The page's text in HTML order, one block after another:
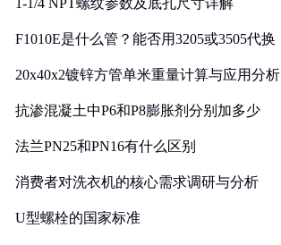
1-1/4 NPT螺纹参数及底孔尺寸详解
F1010E是什么管？能否用3205或3505代换
20x40x2镀锌方管单米重量计算与应用分析
抗渗混凝土中P6和P8膨胀剂分别加多少
法兰PN25和PN16有什么区别
消费者对洗衣机的核心需求调研与分析
U型螺栓的国家标准